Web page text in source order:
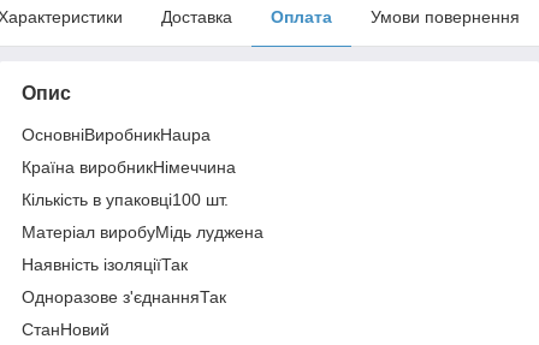
Доставка Оплата Умови повернення
Опис
ОсновніВиробникHaupa
Країна виробникНімеччина
Кількість в упаковці100 шт.
Матеріал виробуМідь луджена
Наявність ізоляціїТак
Одноразове з'єднанняТак
СтанНовий